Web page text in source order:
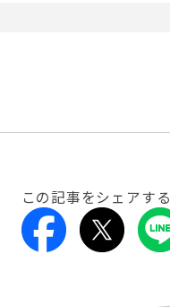
この記事をシェアする